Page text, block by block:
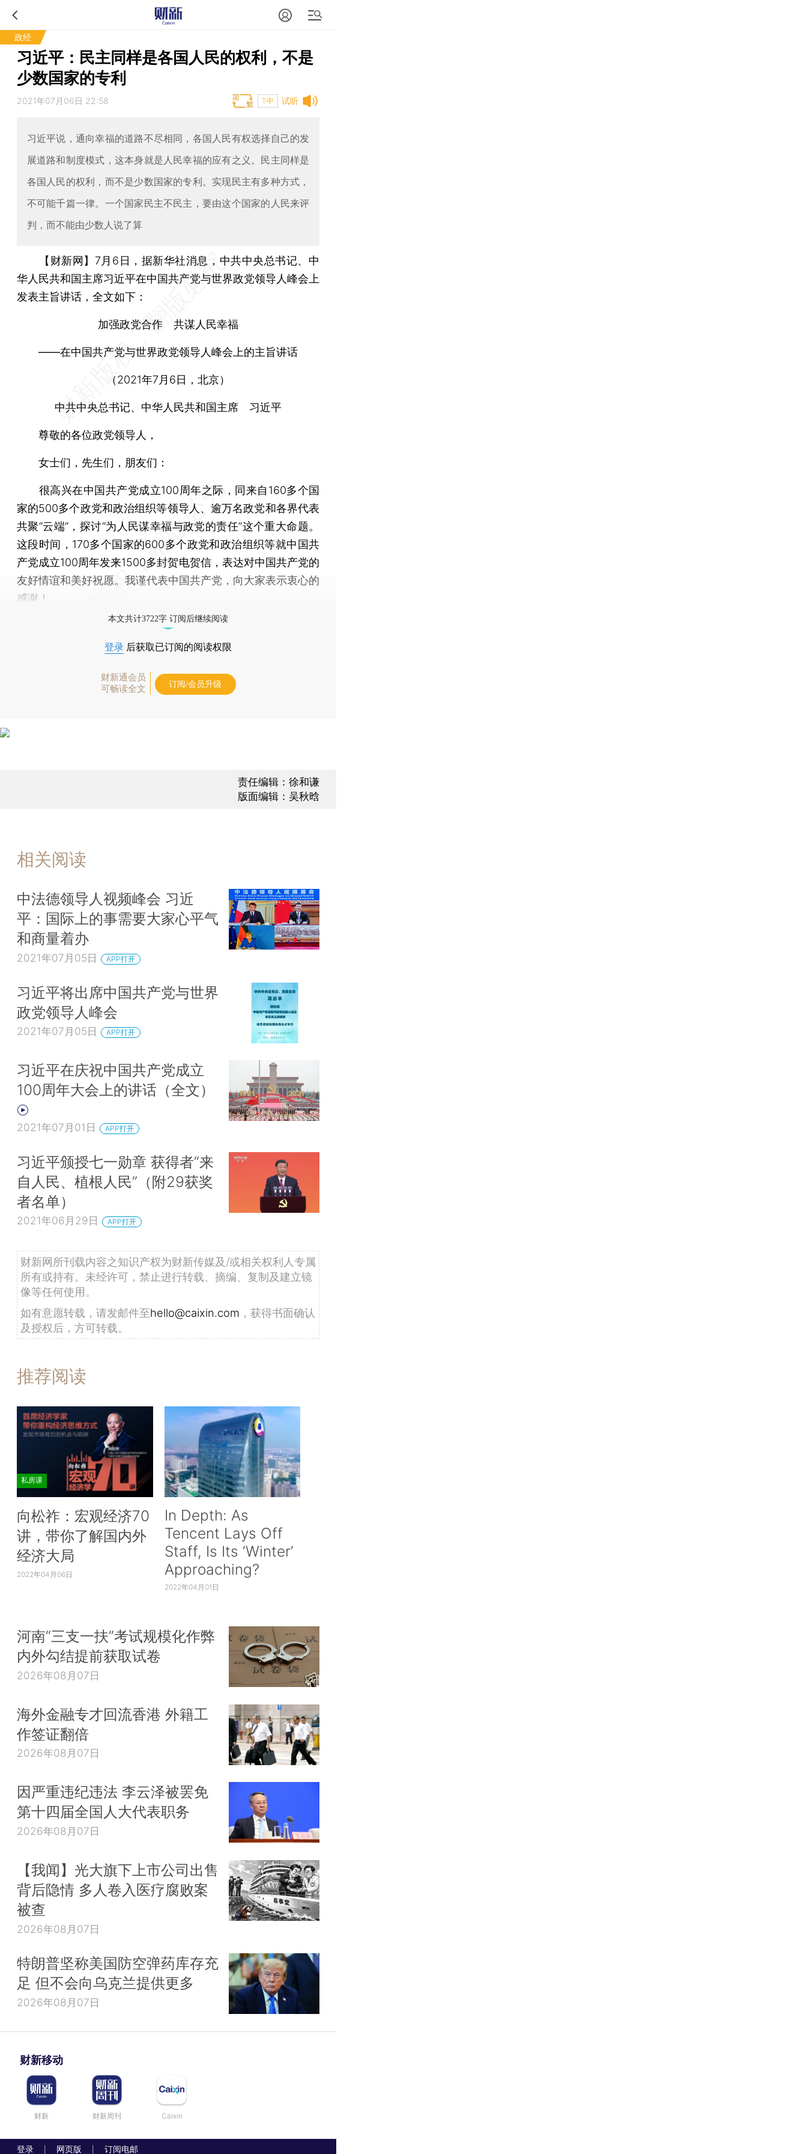
政经
习近平：民主同样是各国人民的权利，不是
少数国家的专利
试听
2021年07月06日 22:58 T中
习近平说，通向幸福的道路不尽相同，各国人民有权选择自己的发
展道路和制度模式，这本身就是人民幸福的应有之义。民主同样是
各国人民的权利，而不是少数国家的专利。实现民主有多种方式，
不可能千篇一律。一个国家民主不民主，要由这个国家的人民来评
判，而不能由少数人说了算
【财新网】 7月6日，据新华社消息，中共中央总书记、中
华人民共和国主席习近平在中国共产党与世界政党领导人峰会上
发表主旨讲话，全文如下：
加强政党合作 共谋人民幸福
——在中国共产党与世界政党领导人峰会上的主旨讲话
（2021年7月6日，北京）
中共中央总书记、中华人民共和国主席 习近平
尊敬的各位政党领导人，
女士们，先生们，朋友们：
很高兴在中国共产党成立100周年之际，同来自160多个国
家的500多个政党和政治组织等领导人、逾万名政党和各界代表
共聚“云端”，探讨“为人民谋幸福与政党的责任”这个重大命题。
这段时间，170多个国家的600多个政党和政治组织等就中国共
产党成立100周年发来1500多封贺电贺信，表达对中国共产党的
友好情谊和美好祝愿。我谨代表中国共产党，向大家表示衷心的
感谢！
本文共计3722字 订阅后继续阅读
登录 后获取已订阅的阅读权限
财新通会员
可畅读全文
订阅/会员升级
责任编辑：徐和谦
版面编辑：吴秋晗
相关阅读
中法德领导人视频峰会 习近
平：国际上的事需要大家心平气
和商量着办
2021年07月05日 APP打开
习近平将出席中国共产党与世界
政党领导人峰会
2021年07月05日 APP打开
习近平在庆祝中国共产党成立
100周年大会上的讲话（全文）
2021年07月01日 APP打开
习近平颁授七一勋章 获得者“来
自人民、植根人民”（附29获奖
者名单）
2021年06月29日 APP打开
财新网所刊载内容之知识产权为财新传媒及/或相关权利人专属
所有或持有。未经许可，禁止进行转载、摘编、复制及建立镜
像等任何使用。
如有意愿转载，请发邮件至hello@caixin.com ，获得书面确认
及授权后，方可转载。
推荐阅读
私房课
向松祚：宏观经济70
讲，带你了解国内外
经济大局
2022年04月06日
In Depth: As
Tencent Lays Off
Staff, Is Its ‘Winter’
Approaching?
2022年04月01日
河南“三支一扶”考试规模化作弊
内外勾结提前获取试卷
2026年08月07日
海外金融专才回流香港 外籍工
作签证翻倍
2026年08月07日
因严重违纪违法 李云泽被罢免
第十四届全国人大代表职务
2026年08月07日
【我闻】光大旗下上市公司出售
背后隐情 多人卷入医疗腐败案
被查
2026年08月07日
特朗普坚称美国防空弹药库存充
足 但不会向乌克兰提供更多
2026年08月07日
财新移动
财新 财新周刊 Caixin
登录 网页版 订阅电邮